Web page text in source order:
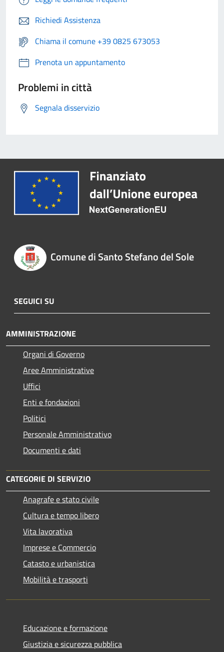
Richiedi Assistenza
Chiama il comune +39 0825 673053
Prenota un appuntamento
Problemi in città
Segnala disservizio
Comune di Santo Stefano del Sole
SEGUICI SU
AMMINISTRAZIONE
Organi di Governo
Aree Amministrative
Uffici
Enti e fondazioni
Politici
Personale Amministrativo
Documenti e dati
CATEGORIE DI SERVIZIO
Anagrafe e stato civile
Cultura e tempo libero
Vita lavorativa
Imprese e Commercio
Catasto e urbanistica
Mobilità e trasporti
Educazione e formazione
Giustizia e sicurezza pubblica